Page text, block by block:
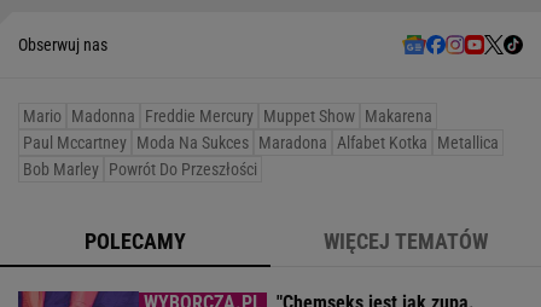
Obserwuj nas
Mario Madonna Freddie Mercury Muppet Show Makarena
Paul Mccartney Moda Na Sukces Maradona Alfabet Kotka
Metallica
Bob Marley Powrót Do Przeszłości
POLECAMY WIĘCEJ TEMATÓW